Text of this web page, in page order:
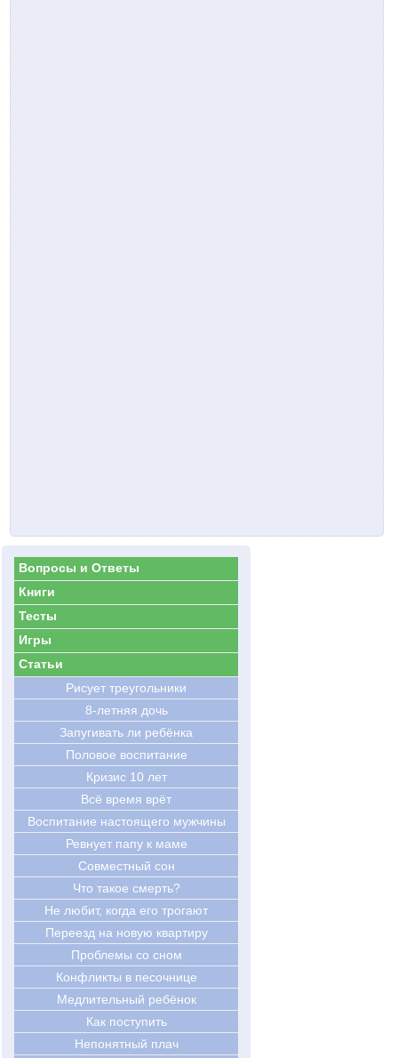
Вопросы и Ответы
Книги
Тесты
Игры
Статьи
Рисует треугольники
8-летняя дочь
Запугивать ли ребёнка
Половое воспитание
Кризис 10 лет
Всё время врёт
Воспитание настоящего мужчины
Ревнует папу к маме
Совместный сон
Что такое смерть?
Не любит, когда его трогают
Переезд на новую квартиру
Проблемы со сном
Конфликты в песочнице
Медлительный ребёнок
Как поступить
Непонятный плач